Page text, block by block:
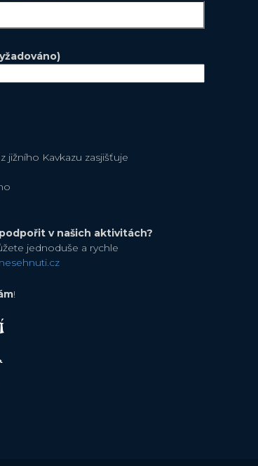
jižního Kavkazu zasjišťuje
v našich aktivitách?
jednoduše a rychle
!